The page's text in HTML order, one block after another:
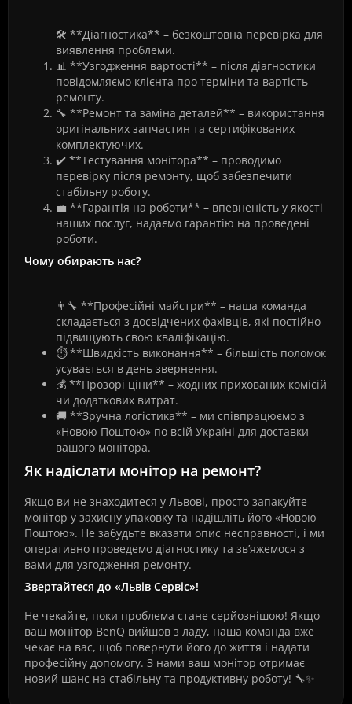
🛠️ **Діагностика** – безкоштовна перевірка для
виявлення проблеми.
📊 **Узгодження вартості** – після діагностики
повідомляємо клієнта про терміни та вартість
ремонту.
🔧 **Ремонт та заміна деталей** – використання
оригінальних запчастин та сертифікованих
комплектуючих.
✔️ **Тестування монітора** – проводимо
перевірку після ремонту, щоб забезпечити
стабільну роботу.
💼 **Гарантія на роботи** – впевненість у якості
наших послуг, надаємо гарантію на проведені
роботи.
Чому обирають нас?
👨‍🔧 **Професійні майстри** – наша команда
складається з досвідчених фахівців, які постійно
підвищують свою кваліфікацію.
⏱️ **Швидкість виконання** – більшість поломок
усувається в день звернення.
💰 **Прозорі ціни** – жодних прихованих комісій
чи додаткових витрат.
🚚 **Зручна логістика** – ми співпрацюємо з
«Новою Поштою» по всій Україні для доставки
вашого монітора.
Як надіслати монітор на ремонт?
Якщо ви не знаходитеся у Львові, просто запакуйте
монітор у захисну упаковку та надішліть його «Новою
Поштою». Не забудьте вказати опис несправності, і ми
оперативно проведемо діагностику та зв’яжемося з
вами для узгодження ремонту.
Звертайтеся до «Львів Сервіс»!
Не чекайте, поки проблема стане серйознішою! Якщо
ваш монітор BenQ вийшов з ладу, наша команда вже
чекає на вас, щоб повернути його до життя і надати
професійну допомогу. З нами ваш монітор отримає
новий шанс на стабільну та продуктивну роботу! 🔧✨